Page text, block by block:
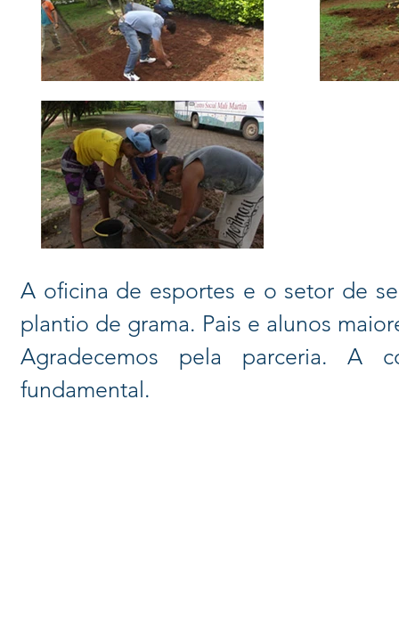
A oficina de esportes e o setor de
plantio de grama. Pais e alunos
Agradecemos pela parceria. A
fundamental.